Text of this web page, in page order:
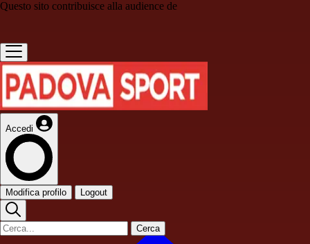
Questo sito contribuisce alla audience de
Accedi
Modifica profilo Logout
Cerca